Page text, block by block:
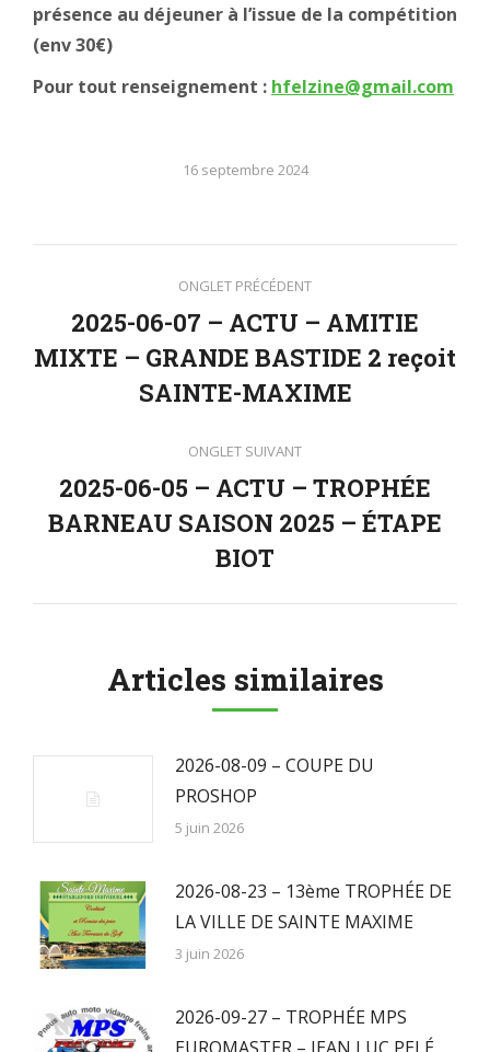
présence au déjeuner à l’issue de la compétition
(env 30€)
Pour tout renseignement : hfelzine@gmail.com
16 septembre 2024
Navigation
de
commentaire
ONGLET PRÉCÉDENT
Onglet
précédent
2025-06-07 – ACTU – AMITIE
MIXTE – GRANDE BASTIDE 2 reçoit
SAINTE-MAXIME
ONGLET SUIVANT
Onglet
suivant
2025-06-05 – ACTU – TROPHÉE
BARNEAU SAISON 2025 – ÉTAPE
BIOT
Articles similaires
2026-08-09 – COUPE DU
PROSHOP
5 juin 2026
2026-08-23 – 13ème TROPHÉE DE
LA VILLE DE SAINTE MAXIME
3 juin 2026
2026-09-27 – TROPHÉE MPS